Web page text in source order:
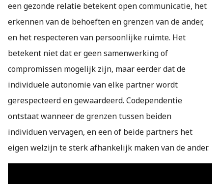
een gezonde relatie betekent open communicatie, het
erkennen van de behoeften en grenzen van de ander,
en het respecteren van persoonlijke ruimte. Het
betekent niet dat er geen samenwerking of
compromissen mogelijk zijn, maar eerder dat de
individuele autonomie van elke partner wordt
gerespecteerd en gewaardeerd. Codependentie
ontstaat wanneer de grenzen tussen beiden
individuen vervagen, en een of beide partners het
eigen welzijn te sterk afhankelijk maken van de ander.